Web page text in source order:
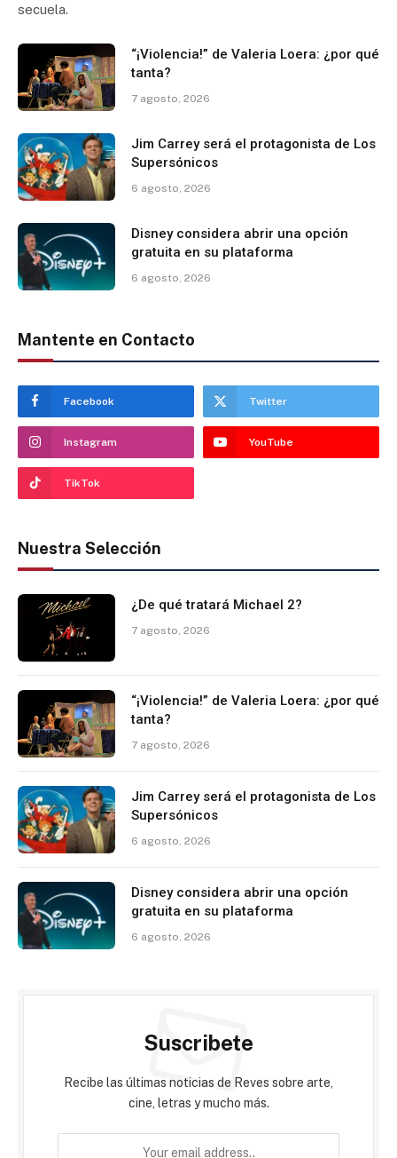
secuela.
“¡Violencia!” de Valeria Loera: ¿por qué
tanta?
7 agosto, 2026
Jim Carrey será el protagonista de Los
Supersónicos
6 agosto, 2026
Disney considera abrir una opción
gratuita en su plataforma
6 agosto, 2026
Mantente en Contacto
Facebook Twitter
Instagram YouTube
TikTok
Nuestra Selección
¿De qué tratará Michael 2?
7 agosto, 2026
“¡Violencia!” de Valeria Loera: ¿por qué
tanta?
7 agosto, 2026
Jim Carrey será el protagonista de Los
Supersónicos
6 agosto, 2026
Disney considera abrir una opción
gratuita en su plataforma
6 agosto, 2026
Suscribete
Recibe las últimas noticias de Reves sobre arte,
cine, letras y mucho más.